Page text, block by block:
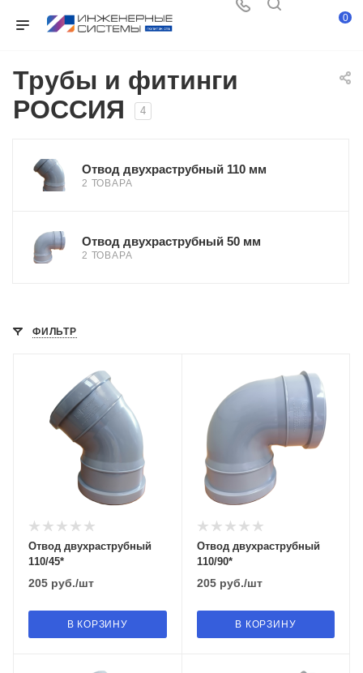
0
Трубы и фитинги
РОССИЯ
4
Отвод двухраструбный 110 мм
2 ТОВАРА
Отвод двухраструбный 50 мм
2 ТОВАРА
ФИЛЬТР
Отвод двухраструбный
110/45*
205 руб./шт
В КОРЗИНУ
Отвод двухраструбный
110/90*
205руб./шт
В КОРЗИНУ